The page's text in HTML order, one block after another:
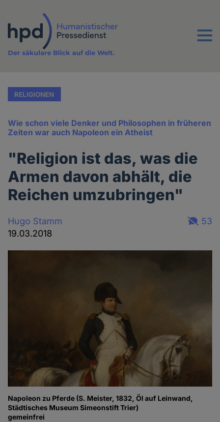
Inhalt
Menu
Der säkulare Blick auf die Welt.
RELIGIONEN
Wie schon viele Denker und Philosophen in früheren
Zeiten war auch Napoleon ein Atheist
"Religion ist das, was die
Armen davon abhält, die
Reichen umzubringen"
Hugo Stamm
19.03.2018
53
Napoleon zu Pferde (S. Meister, 1832, Öl auf Leinwand,
Städtisches Museum Simeonstift Trier)
gemeinfrei